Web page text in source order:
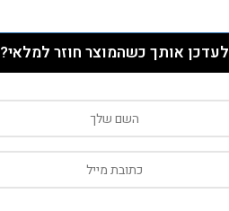
לעדכן אותך כשהמוצר חוזר למלאי?